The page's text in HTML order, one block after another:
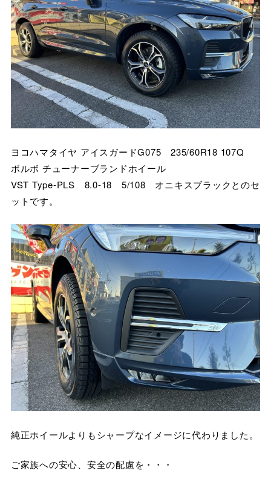
ヨコハマタイヤ アイスガードG075 235/60R18 107Q
ボルボ チューナーブランドホイール
VST Type-PLS 8.0-18 5/108 オニキスブラックとのセ
ットです。
純正ホイールよりもシャープなイメージに代わりました。
ご家族への安心、安全の配慮を・・・